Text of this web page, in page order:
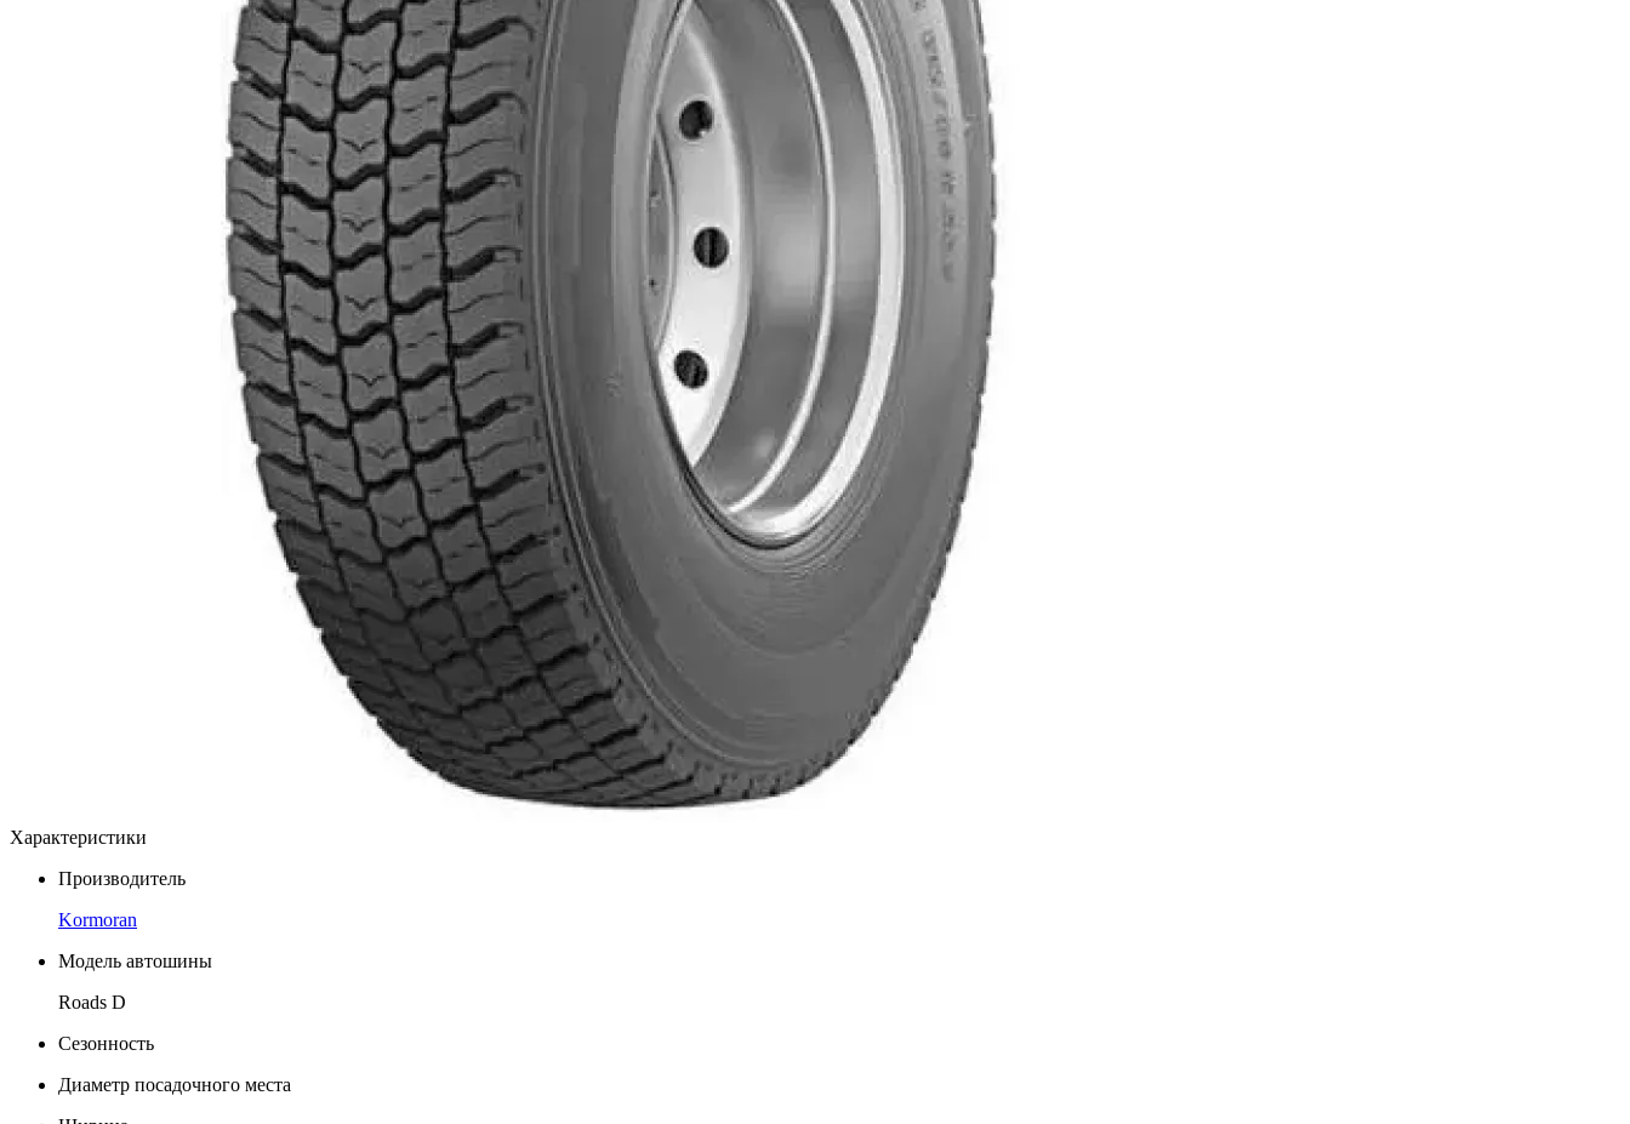
Характеристики
Производитель
Kormoran
Модель автошины
Roads D
Сезонность
Диаметр посадочного места